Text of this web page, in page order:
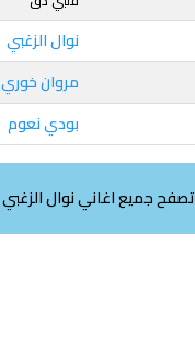
نوال الزغبي
مروان خوري
بودي نعوم
تصفح جميع اغاني نوال الزغبي